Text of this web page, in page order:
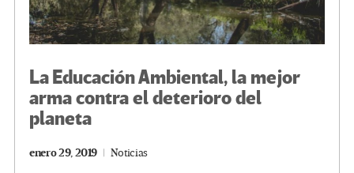
La Educación Ambiental, la mejor
arma contra el deterioro del
planeta
enero 29, 2019 Noticias